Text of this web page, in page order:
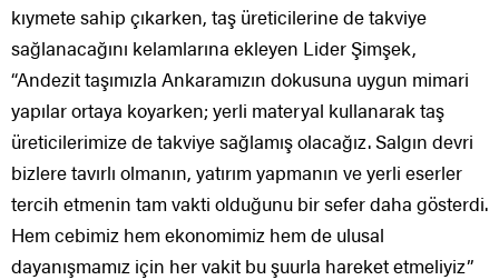
kıymete sahip çıkarken, taş üreticilerine de takviye
sağlanacağını kelamlarına ekleyen Lider Şimşek,
“Andezit taşımızla Ankaramızın dokusuna uygun mimari
yapılar ortaya koyarken; yerli materyal kullanarak taş
üreticilerimize de takviye sağlamış olacağız. Salgın devri
bizlere tavırlı olmanın, yatırım yapmanın ve yerli eserler
tercih etmenin tam vakti olduğunu bir sefer daha gösterdi.
Hem cebimiz hem ekonomimiz hem de ulusal
dayanışmamız için her vakit bu şuurla hareket etmeliyiz”